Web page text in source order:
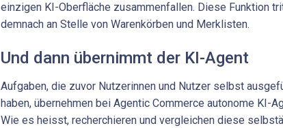
einzigen KI-Oberfläche zusammenfallen. Diese Funktion
demnach an Stelle von Warenkörben und Merklisten.
Und dann übernimmt der KI-Agent
Aufgaben, die zuvor Nutzerinnen und Nutzer selbst
haben, übernehmen bei Agentic Commerce autonome KI-
Wie es heisst, recherchieren und vergleichen diese